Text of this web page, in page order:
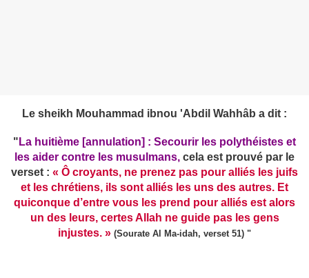
Le sheikh Mouhammad ibnou 'Abdil Wahhâb a dit :
" La huitième [annulation] : Secourir les polythéistes et
les aider contre les musulmans, cela est prouvé par le
verset : « Ô croyants, ne prenez pas pour alliés les juifs
et les chrétiens, ils sont alliés les uns des autres. Et
quiconque d’entre vous les prend pour alliés est alors
un des leurs, certes Allah ne guide pas les gens
injustes. » (Sourate Al Ma-idah, verset 51) "